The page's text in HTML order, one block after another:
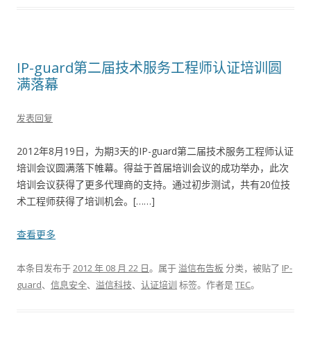
IP-guard第二届技术服务工程师认证培训圆
满落幕
发表回复
2012年8月19日，为期3天的IP-guard第二届技术服务工程师认证
培训会议圆满落下帷幕。得益于首届培训会议的成功举办，此次
培训会议获得了更多代理商的支持。通过初步测试，共有20位技
术工程师获得了培训机会。[……]
查看更多
本条目发布于2012 年 08 月 22 日。属于溢信布告板 分类，被贴了 IP-
guard、 信息安全、 溢信科技、 认证培训 标签。 作者是TEC。